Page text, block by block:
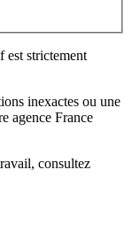
est strictement
inexactes ou une
agence France
, consultez